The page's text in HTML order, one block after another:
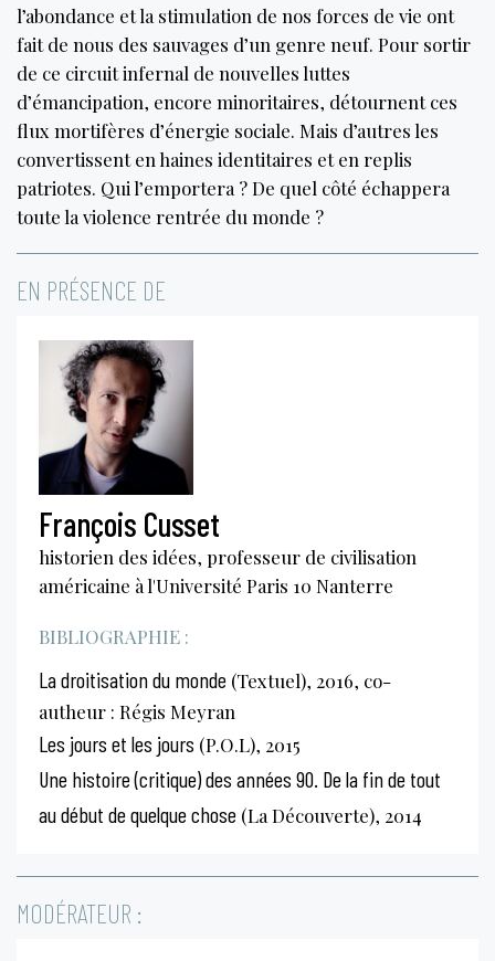
l’abondance et la stimulation de nos forces de vie ont
fait de nous des sauvages d’un genre neuf. Pour sortir
de ce circuit infernal de nouvelles luttes
d’émancipation, encore minoritaires, détournent ces
flux mortifères d’énergie sociale. Mais d’autres les
convertissent en haines identitaires et en replis
patriotes. Qui l’emportera ? De quel côté échappera
toute la violence rentrée du monde ?
EN PRÉSENCE DE
François Cusset
historien des idées, professeur de civilisation
américaine à l'Université Paris 10 Nanterre
BIBLIOGRAPHIE :
La droitisation du monde (Textuel), 2016, co-
autheur : Régis Meyran
Les jours et les jours (P.O.L), 2015
Une histoire (critique) des années 90. De la fin de tout
au début de quelque chose (La Découverte), 2014
MODÉRATEUR :